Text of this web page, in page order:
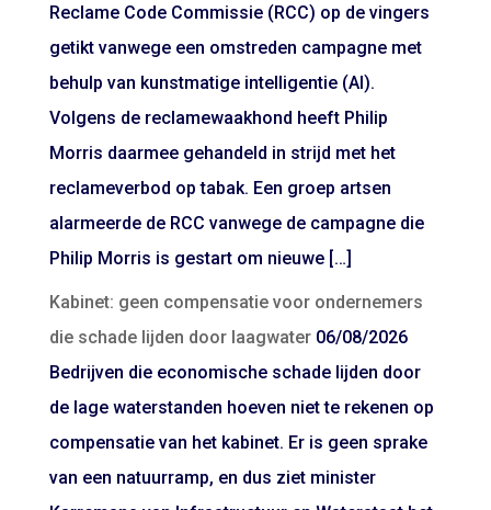
Reclame Code Commissie (RCC) op de vingers
getikt vanwege een omstreden campagne met
behulp van kunstmatige intelligentie (AI).
Volgens de reclamewaakhond heeft Philip
Morris daarmee gehandeld in strijd met het
reclameverbod op tabak. Een groep artsen
alarmeerde de RCC vanwege de campagne die
Philip Morris is gestart om nieuwe […]
Kabinet: geen compensatie voor ondernemers
die schade lijden door laagwater 06/08/2026
Bedrijven die economische schade lijden door
de lage waterstanden hoeven niet te rekenen op
compensatie van het kabinet. Er is geen sprake
van een natuurramp, en dus ziet minister